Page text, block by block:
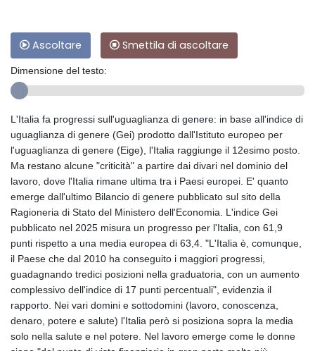
Ascoltare Smettila di ascoltare
Dimensione del testo:
L'Italia fa progressi sull'uguaglianza di genere: in base all'indice di
uguaglianza di genere (Gei) prodotto dall'Istituto europeo per
l'uguaglianza di genere (Eige), l'Italia raggiunge il 12esimo posto.
Ma restano alcune "criticità" a partire dai divari nel dominio del
lavoro, dove l'Italia rimane ultima tra i Paesi europei. E' quanto
emerge dall'ultimo Bilancio di genere pubblicato sul sito della
Ragioneria di Stato del Ministero dell'Economia. L'indice Gei
pubblicato nel 2025 misura un progresso per l'Italia, con 61,9
punti rispetto a una media europea di 63,4. "L'Italia è, comunque,
il Paese che dal 2010 ha conseguito i maggiori progressi,
guadagnando tredici posizioni nella graduatoria, con un aumento
complessivo dell'indice di 17 punti percentuali", evidenzia il
rapporto. Nei vari domini e sottodomini (lavoro, conoscenza,
denaro, potere e salute) l'Italia però si posiziona sopra la media
solo nella salute e nel potere. Nel lavoro emerge come le donne